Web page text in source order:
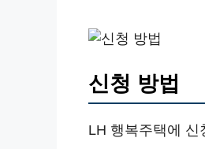
신청 방법
LH 행복주택에 신